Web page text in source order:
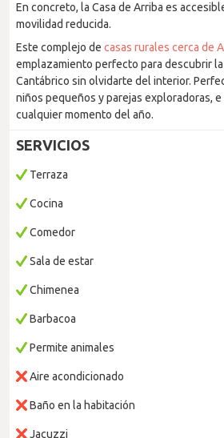
En concreto, la Casa de Arriba es
movilidad reducida.
Este complejo de casas rurales cerca de
emplazamiento perfecto para descubrir
Cantábrico sin olvidarte del interior.
niños pequeños y parejas exploradoras,
cualquier momento del año.
SERVICIOS
Terraza
Cocina
Comedor
Sala de estar
Chimenea
Barbacoa
Permite animales
Aire acondicionado
Baño en la habitación
Jacuzzi